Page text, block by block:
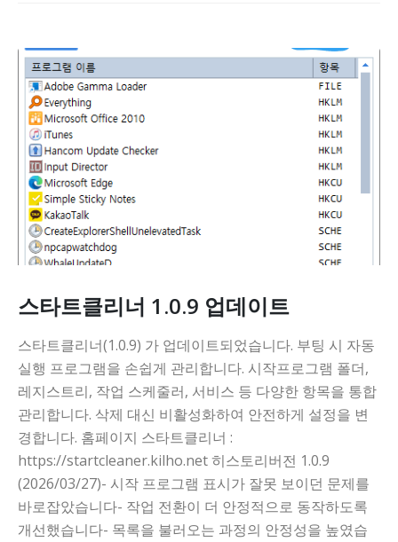
스타트클리너 1.0.9 업데이트
스타트클리너(1.0.9) 가 업데이트되었습니다. 부팅 시 자동
실행 프로그램을 손쉽게 관리합니다. 시작프로그램 폴더,
레지스트리, 작업 스케줄러, 서비스 등 다양한 항목을 통합
관리합니다. 삭제 대신 비활성화하여 안전하게 설정을 변
경합니다. 홈페이지 스타트클리너 :
https://startcleaner.kilho.net 히스토리버전 1.0.9
(2026/03/27)- 시작 프로그램 표시가 잘못 보이던 문제를
바로잡았습니다- 작업 전환이 더 안정적으로 동작하도록
개선했습니다- 목록을 불러오는 과정의 안정성을 높였습